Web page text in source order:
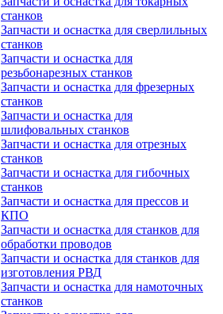
станков
Запчасти и оснастка для сверлильных
станков
Запчасти и оснастка для
резьбонарезных станков
Запчасти и оснастка для фрезерных
станков
Запчасти и оснастка для
шлифовальных станков
Запчасти и оснастка для отрезных
станков
Запчасти и оснастка для гибочных
станков
Запчасти и оснастка для прессов и
КПО
Запчасти и оснастка для станков для
обработки проводов
Запчасти и оснастка для станков для
изготовления РВД
Запчасти и оснастка для намоточных
станков